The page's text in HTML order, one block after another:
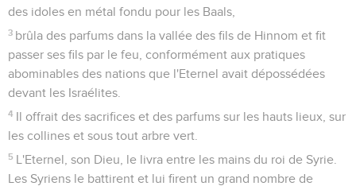
des idoles en métal fondu pour les Baals,
3 brûla des parfums dans la vallée des fils de Hinnom et fit
passer ses fils par le feu, conformément aux pratiques
abominables des nations que l'Eternel avait dépossédées
devant les Israélites.
4 Il offrait des sacrifices et des parfums sur les hauts lieux, sur
les collines et sous tout arbre vert.
5 L'Eternel, son Dieu, le livra entre les mains du roi de Syrie.
Les Syriens le battirent et lui firent un grand nombre de